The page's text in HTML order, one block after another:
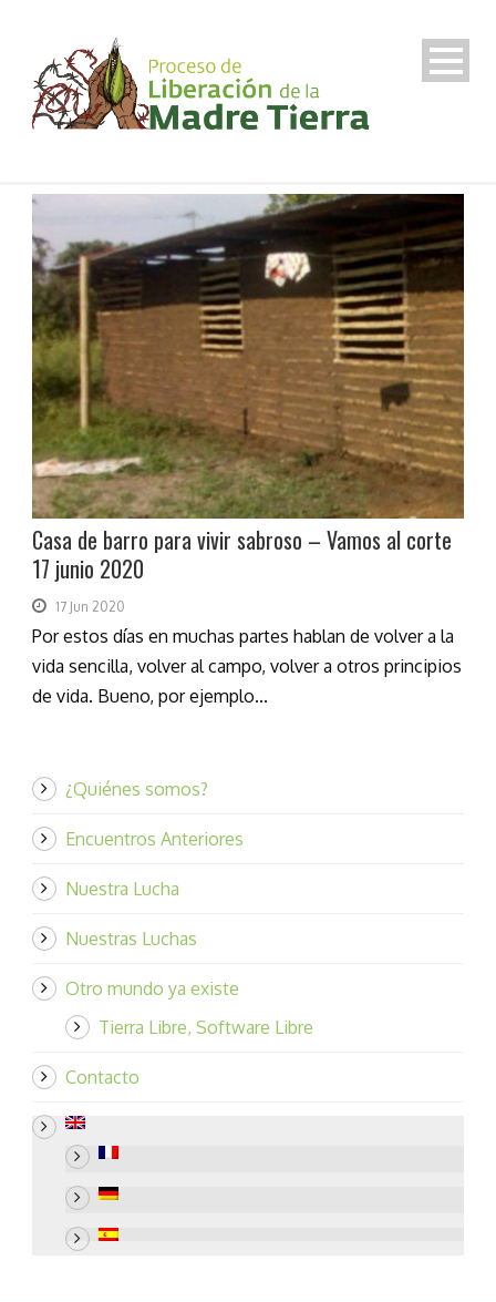
Casa de barro para vivir sabroso – Vamos al corte
17 junio 2020
17 Jun 2020
Por estos días en muchas partes hablan de volver a la
vida sencilla, volver al campo, volver a otros principios
de vida. Bueno, por ejemplo...
¿Quiénes somos?
Encuentros Anteriores
Nuestra Lucha
Nuestras Luchas
Otro mundo ya existe
Tierra Libre, Software Libre
Contacto